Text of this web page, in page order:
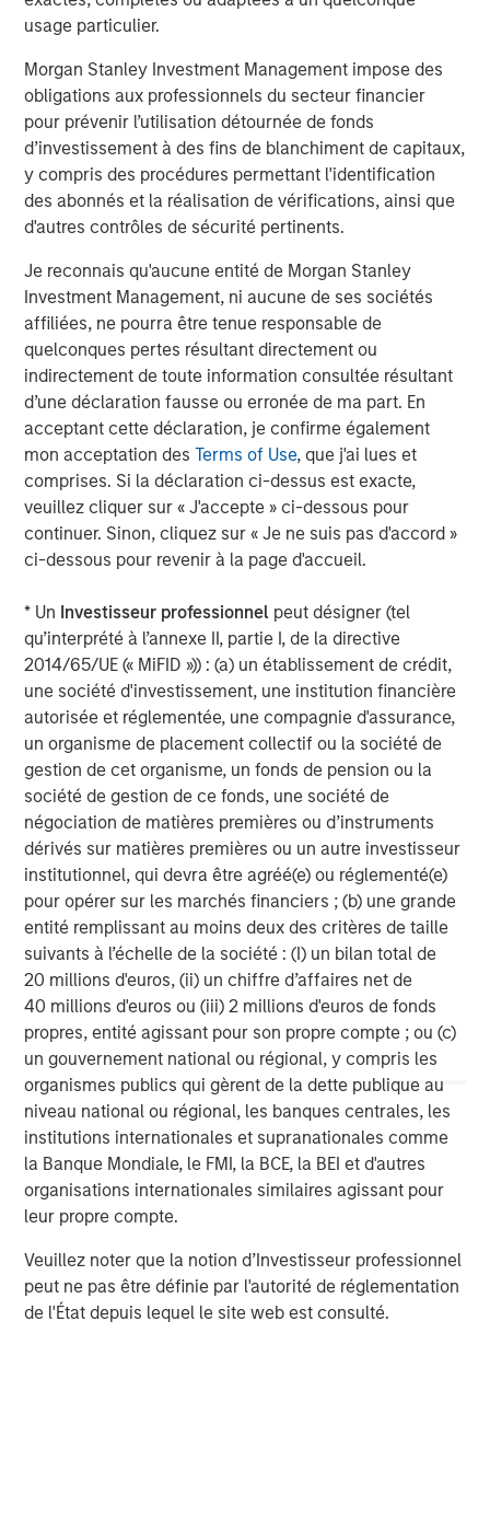
usage particulier.
Morgan Stanley Investment Management impose des
obligations aux professionnels du secteur financier
pour prévenir l’utilisation détournée de fonds
d’investissement à des fins de blanchiment de capitaux,
y compris des procédures permettant l'identification
des abonnés et la réalisation de vérifications, ainsi que
d'autres contrôles de sécurité pertinents.
Je reconnais qu'aucune entité de Morgan Stanley
Investment Management, ni aucune de ses sociétés
affiliées, ne pourra être tenue responsable de
quelconques pertes résultant directement ou
indirectement de toute information consultée résultant
d’une déclaration fausse ou erronée de ma part. En
acceptant cette déclaration, je confirme également
mon acceptation desTerms of Use, que j'ai lues et
comprises. Si la déclaration ci-dessus est exacte,
veuillez cliquer sur « J'accepte » ci-dessous pour
continuer. Sinon, cliquez sur « Je ne suis pas d'accord »
ci-dessous pour revenir à la page d'accueil.
* Un Investisseur professionnel peut désigner (tel
qu’interprété à l’annexe II, partie I, de la directive
2014/65/UE (« MiFID »)) : (a) un établissement de crédit,
une société d'investissement, une institution financière
autorisée et réglementée, une compagnie d'assurance,
un organisme de placement collectif ou la société de
gestion de cet organisme, un fonds de pension ou la
société de gestion de ce fonds, une société de
négociation de matières premières ou d’instruments
dérivés sur matières premières ou un autre investisseur
institutionnel, qui devra être agréé(e) ou réglementé(e)
pour opérer sur les marchés financiers ; (b) une grande
entité remplissant au moins deux des critères de taille
suivants à l’échelle de la société : (I) un bilan total de
20 millions d'euros, (ii) un chiffre d’affaires net de
40 millions d'euros ou (iii) 2 millions d'euros de fonds
propres, entité agissant pour son propre compte ; ou (c)
un gouvernement national ou régional, y compris les
organismes publics qui gèrent de la dette publique au
niveau national ou régional, les banques centrales, les
institutions internationales et supranationales comme
la Banque Mondiale, le FMI, la BCE, la BEI et d'autres
organisations internationales similaires agissant pour
leur propre compte.
Veuillez noter que la notion d’Investisseur professionnel
peut ne pas être définie par l'autorité de réglementation
de l'État depuis lequel le site web est consulté.
Flip’s core tenet is the notion of serving as an intelligence
layer across all observability and infrastructure data
sources and rationalizing through any modality of data,
no matter where and how it is stored. Flip sits on top of
traditional observability solutions like Datadog, Splunk
and New Relic; open source solutions like Prometheus,
OpenSearch and Elastic; and object stores like Amazon
S3, Azure Blob Storage and GCP Cloud Storage. Flip’s LLM
can work on structured and unstructured data; operates
training; ensures that an enterprise’s data stays private;
and has a minimal compute footprint.
About Flip AI
Flip AI is helping enterprises unlock the full potential of
their observability data. Flip AI’s observability intelligence
platform is powered by a LLM that predicts incidents and
generates root cause analyses in seconds. The company
is backed by Factory, Morgan Stanley Next Level Fund and
GTM Capital and based in San Francisco. For more
information, go to
https://www.flip.ai/
Generative AI, By Cameron Haight, Padraig Byrne, 25
October 2024
Disclaimer: Gartner is a registered trademark and service
mark of Gartner, Inc. and/or its affiliates in the U.S. and
internationally, and Cool Vendors is a registered
trademark of Gartner, Inc. and/or its affiliates and is used
herein with permission.
Gartner does not endorse any vendor, product or service
depicted in its research publications and does not advise
technology users to select only those vendors with the
highest ratings or other designation. Gartner research
publications consist of the opinions of Gartner's research
organization and should not be construed as statements
of fact. Gartner disclaims all warranties, express or
implied, with respect to this research, including any
warranties of merchantability or fitness for a particular
purpose.
Morgan Stanley Next Level
Morgan Stanley Next Level is the impact-focused private
equity business of Morgan Stanley Investment
Management, focusing on privately negotiated equity and
equity-related investments with impact.